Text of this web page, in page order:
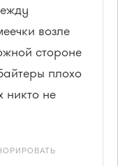
возле
стороне
плохо
никто не